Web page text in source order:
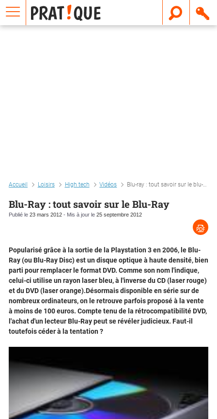
Accueil Loisirs High tech Vidéos Blu-ray : tout savoir sur le blu-ray
Blu-Ray : tout savoir sur le Blu-Ray
Publié le 23 mars 2012 - Mis à jour le 25 septembre 2012
Popularisé grâce à la sortie de la Playstation 3 en 2006, le Blu-
Ray (ou Blu-Ray Disc) est un disque optique à haute densité, bien
parti pour remplacer le format DVD. Comme son nom l'indique,
celui-ci utilise un rayon laser bleu, à l'inverse du CD (laser rouge)
et du DVD (laser orange).Désormais disponible en série sur de
nombreux ordinateurs, on le retrouve parfois proposé à la vente
à moins de 100 euros. Compte tenu de la rétrocompatibilité DVD,
l'achat d'un lecteur Blu-Ray peut se révéler judicieux. Faut-il
toutefois céder à la tentation ?
E
m
a